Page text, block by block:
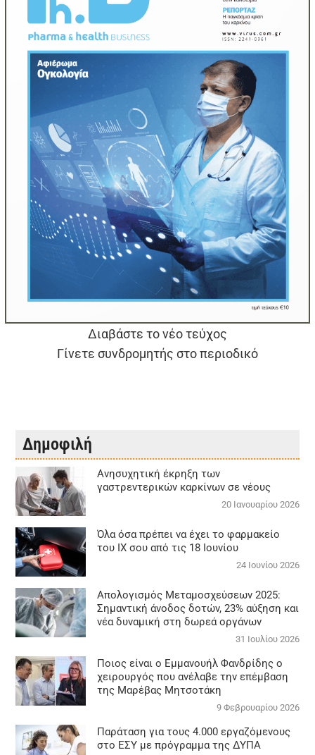
Διαβάστε το νέο τεύχος
Γίνετε συνδρομητής στο περιοδικό
Δημοφιλή
Aνησυχητική έκρηξη των
γαστρεντερικών καρκίνων σε νέους
20 Ιανουαρίου 2026
Όλα όσα πρέπει να έχει το φαρμακείο
του ΙΧ σου από τις 18 Ιουνίου
24 Ιουνίου 2026
Απολογισμός Μεταμοσχεύσεων 2025:
Σημαντική άνοδος δοτών, 23% αύξηση και
νέα δυναμική στη δωρεά οργάνων
31 Ιουλίου 2026
Ποιος είναι ο Εμμανουήλ Φανδρίδης ο
χειρουργός που ανέλαβε την επέμβαση
της Μαρέβας Μητσοτάκη
9 Φεβρουαρίου 2026
Παράταση για τους 4.000 εργαζόμενους
στο ΕΣΥ με πρόγραμμα της ΔΥΠΑ